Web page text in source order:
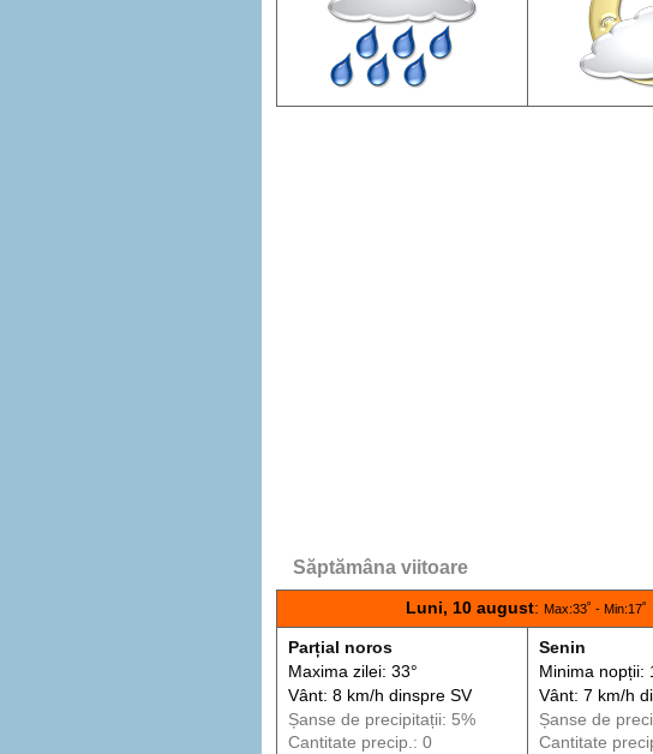
Săptămâna viitoare
Luni, 10 august: Max:33˚ - Min:17˚
Parțial noros
Maxima zilei: 33°
Vânt: 8 km/h dinspreSV
Șanse de precipitații: 5%
Cantitate precip.: 0
Senin
Minima nopții:
Vânt: 7 km/h
Șanse de
Cantitate